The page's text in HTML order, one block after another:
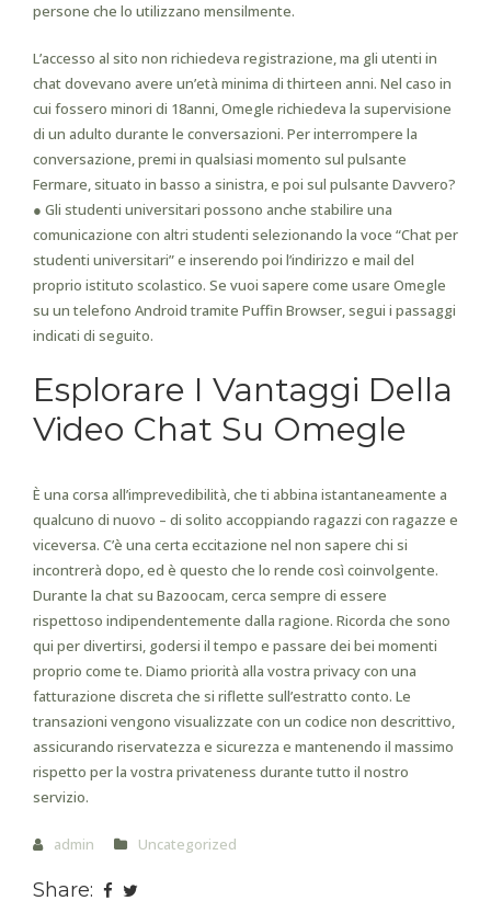
persone che lo utilizzano mensilmente.
L’accesso al sito non richiedeva registrazione, ma gli utenti in
chat dovevano avere un’età minima di thirteen anni. Nel caso in
cui fossero minori di 18anni, Omegle richiedeva la supervisione
di un adulto durante le conversazioni. Per interrompere la
conversazione, premi in qualsiasi momento sul pulsante
Fermare, situato in basso a sinistra, e poi sul pulsante Davvero?
● Gli studenti universitari possono anche stabilire una
comunicazione con altri studenti selezionando la voce “Chat per
studenti universitari” e inserendo poi l’indirizzo e mail del
proprio istituto scolastico. Se vuoi sapere come usare Omegle
su un telefono Android tramite Puffin Browser, segui i passaggi
indicati di seguito.
Esplorare I Vantaggi Della
Video Chat Su Omegle
È una corsa all’imprevedibilità, che ti abbina istantaneamente a
qualcuno di nuovo – di solito accoppiando ragazzi con ragazze e
viceversa. C’è una certa eccitazione nel non sapere chi si
incontrerà dopo, ed è questo che lo rende così coinvolgente.
Durante la chat su Bazoocam, cerca sempre di essere
rispettoso indipendentemente dalla ragione. Ricorda che sono
qui per divertirsi, godersi il tempo e passare dei bei momenti
proprio come te. Diamo priorità alla vostra privacy con una
fatturazione discreta che si riflette sull’estratto conto. Le
transazioni vengono visualizzate con un codice non descrittivo,
assicurando riservatezza e sicurezza e mantenendo il massimo
rispetto per la vostra privateness durante tutto il nostro
servizio.
admin Uncategorized
Share: